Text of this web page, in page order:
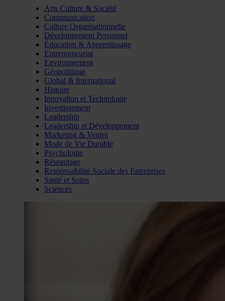
Arts Culture & Société
Communication
Culture Organisationnelle
Développement Personnel
Éducation & Apprentissage
Entrepreneuriat
Environnement
Géopolitique
Global & International
Histoire
Innovation et Technologie
Investissement
Leadership
Leadership et Développement
Marketing & Ventes
Mode de Vie Durable
Psychologie
Réseautage
Responsabilité Sociale des Entreprises
Santé et Soins
Sciences